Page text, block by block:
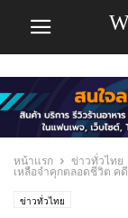
หน้าแรก ข่าวทั่วไทย
เหลือจำคุกตลอดชีวิต ค
ข่าวทั่วไทย